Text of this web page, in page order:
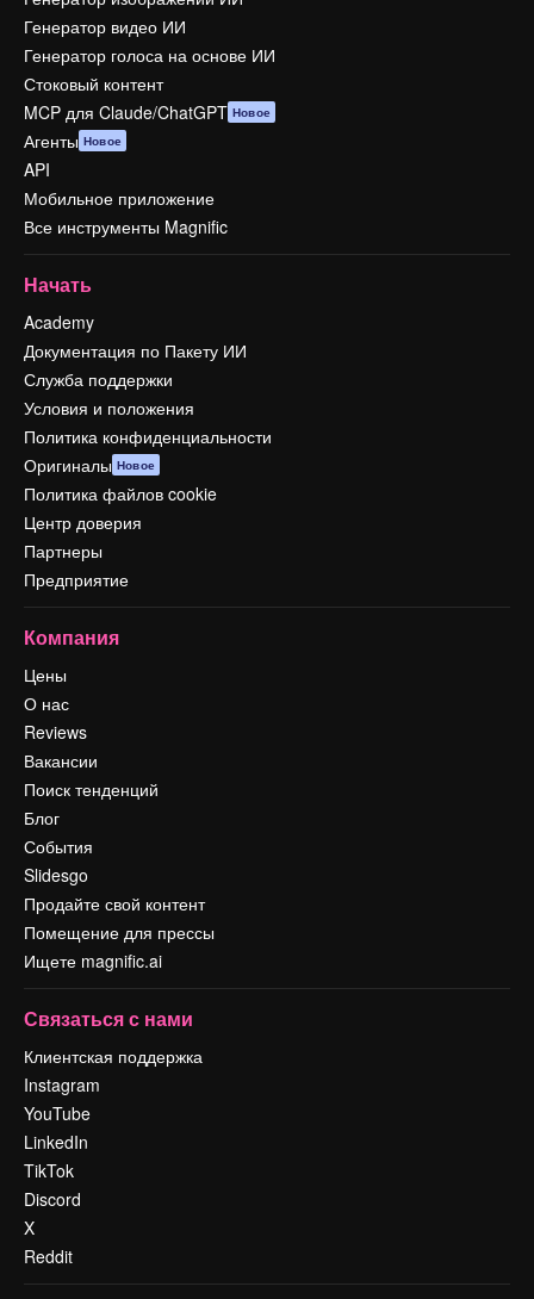
Генератор видео ИИ
Генератор голоса на основе ИИ
Стоковый контент
MCP для Claude/ChatGPT Новое
Агенты Новое
API
Мобильное приложение
Все инструменты Magnific
Начать
Academy
Документация по Пакету ИИ
Служба поддержки
Условия и положения
Политика конфиденциальности
Оригиналы Новое
Политика файлов cookie
Центр доверия
Партнеры
Предприятие
Компания
Цены
О нас
Reviews
Вакансии
Поиск тенденций
Блог
События
Slidesgo
Продайте свой контент
Помещение для прессы
Ищете magnific.ai
Связаться с нами
Клиентская поддержка
Instagram
YouTube
LinkedIn
TikTok
Discord
X
Reddit